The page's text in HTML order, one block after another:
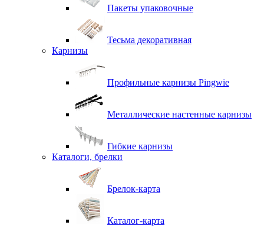
Пакеты упаковочные
Тесьма декоративная
Карнизы
Профильные карнизы Pingwie
Металлические настенные карнизы
Гибкие карнизы
Каталоги, брелки
Брелок-карта
Каталог-карта